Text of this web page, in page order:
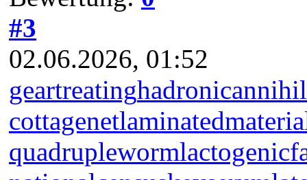
#3
02.06.2026, 01:52
geartreating
cottagenet
quadrupleworm